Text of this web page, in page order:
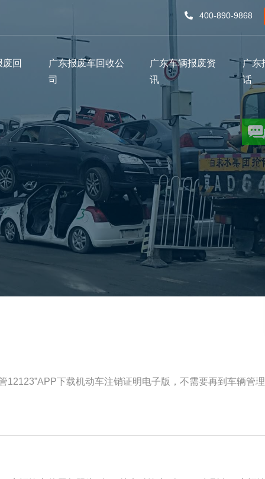
400-890-9868
废回
广东报废车回收公
司
广东车辆报废资
讯
广东
话
下载机动车注销证明电子版，不需要再到车辆管